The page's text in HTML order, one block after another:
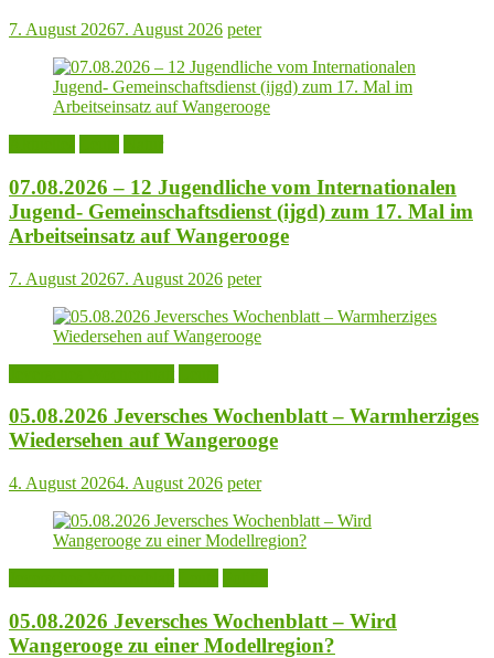
7. August 20267. August 2026 peter
07.08.2026 – 12 Jugendliche vom Internationalen
Jugend- Gemeinschaftsdienst (ijgd) zum 17. Mal im
Arbeitseinsatz auf Wangerooge
7. August 20267. August 2026 peter
05.08.2026 Jeversches Wochenblatt – Warmherziges
Wiedersehen auf Wangerooge
4. August 20264. August 2026 peter
05.08.2026 Jeversches Wochenblatt – Wird
Wangerooge zu einer Modellregion?